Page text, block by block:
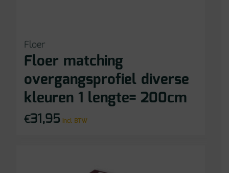
Floer
Floer matching
overgangsprofiel diverse
kleuren 1 lengte= 200cm
€31,95 incl BTW